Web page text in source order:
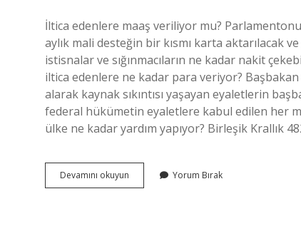
İltica edenlere maaş veriliyor mu?
aylık mali desteğin bir kısmı karta aktarılacak
istisnalar ve sığınmacıların ne kadar nakit
iltica edenlere ne kadar para veriyor?
alarak kaynak sıkıntısı yaşayan eyaletlerin
federal hükümetin eyaletlere kabul edilen her
ülke ne kadar yardım yapıyor? Birleşik Krallık
Devamını okuyun
Edenlere
Yorum Bırak